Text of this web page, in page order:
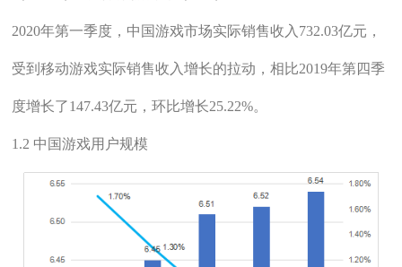
2020年第一季度，中国游戏市场实际销售收入732.03亿元，
受到移动游戏实际销售收入增长的拉动，相比2019年第四季
度增长了147.43亿元，环比增长25.22%。
1.2 中国游戏用户规模